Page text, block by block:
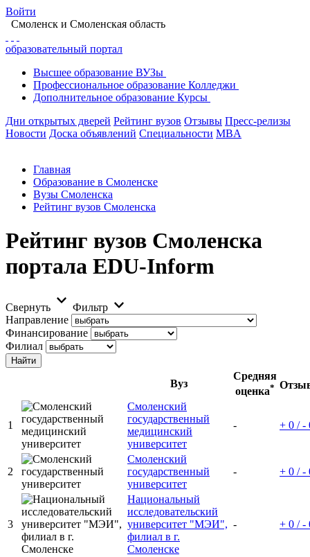
Войти
Смоленск и Смоленская область
образовательный портал
Высшее образование ВУЗы
Профессиональное образование Колледжи
Дополнительное образование Курсы
Дни открытых дверей Рейтинг вузов Отзывы Пресс-релизы
Новости Доска объявлений Специальности MBA
Главная
Образование в Смоленске
Вузы Смоленска
Рейтинг вузов Смоленска
Рейтинг вузов Смоленска
портала EDU-Inform
Свернуть
Фильтр
Направление
Финансирование
Филиал
Вуз
Средняя
оценка*
1
Смоленский
государственный
медицинский
университет
- + 0 / -
2
Смоленский
государственный
университет
- + 0 / -
3
Национальный
исследовательский
университет "МЭИ",
филиал в г.
Смоленске
- + 0 / -